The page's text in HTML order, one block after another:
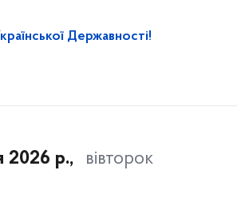
Державності!
2026 р., вівторок